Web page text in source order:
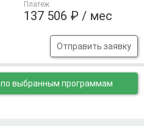
Платеж
137 506 ₽ / мес
Отправить заявку
по выбранным программам